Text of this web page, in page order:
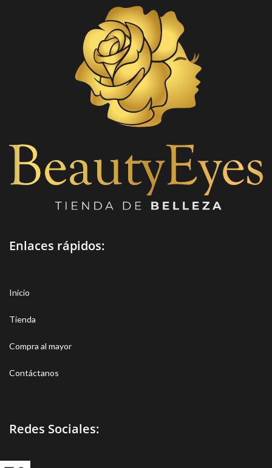
Enlaces rápidos:
Inicio
Tienda
Compra al mayor
Contáctanos
Redes Sociales: